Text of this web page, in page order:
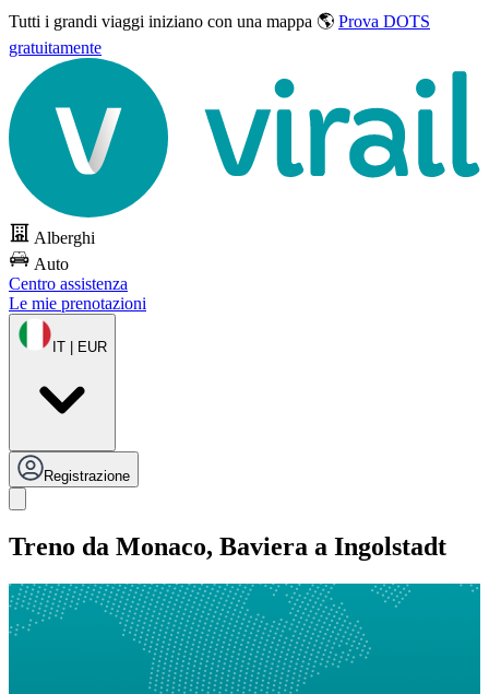
Tutti i grandi viaggi iniziano con una mappa 🌎 Prova DOTS
gratuitamente
Alberghi
Auto
Centro assistenza
Le mie prenotazioni
IT | EUR
Registrazione
Treno da Monaco, Baviera a Ingolstadt